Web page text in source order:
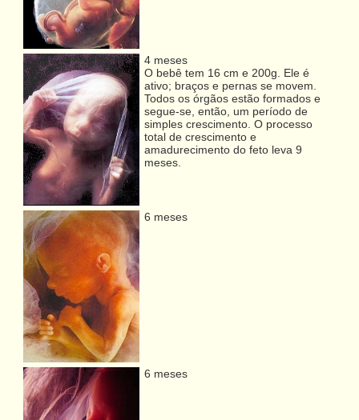
4 meses
O bebê tem 16 cm e 200g. Ele é
ativo; braços e pernas se movem.
Todos os órgãos estão formados e
segue-se, então, um período de
simples crescimento. O processo
total de crescimento e
amadurecimento do feto leva 9
meses.
6 meses
6 meses